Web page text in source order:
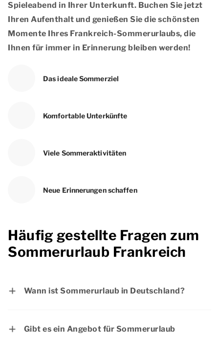
Spieleabend in Ihrer Unterkunft. Buchen Sie jetzt
Ihren Aufenthalt und genießen Sie die schönsten
Momente Ihres Frankreich-Sommerurlaubs, die
Ihnen für immer in Erinnerung bleiben werden!
Das ideale Sommerziel
Komfortable Unterkünfte
Viele Sommeraktivitäten
Neue Erinnerungen schaffen
Häufig gestellte Fragen zum
Sommerurlaub Frankreich
Wann ist Sommerurlaub in Deutschland?
Gibt es ein Angebot für Sommerurlaub